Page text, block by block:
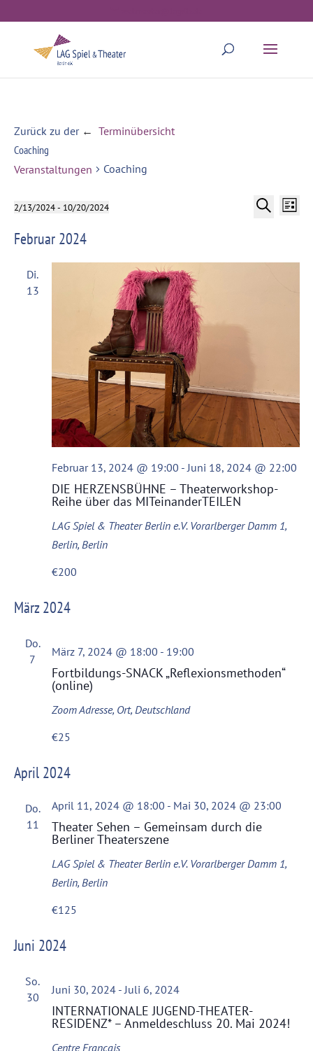
Zurück zu der ←
Terminübersicht
Coaching
Veranstaltungen
Coaching
Veranstaltungen Liste
2/13/2024 - 10/20/2024
wählen.
Februar 2024
Di.
13
DIE HERZENSBÜHNE – Theaterworkshop-
Reihe über das MITeinanderTEILEN
Februar 13, 2024 @ 19:00 - Juni 18, 2024 @ 22:00
LAG Spiel & Theater Berlin e.V. Vorarlberger Damm 1,
Berlin, Berlin
€200
März 2024
Do.
7
Fortbildungs-SNACK „Reflexionsmethoden“
(online)
März 7, 2024 @ 18:00 - 19:00
ZoomAdresse, Ort, Deutschland
€25
April 2024
Do.
11
Theater Sehen – Gemeinsam durch die
Berliner Theaterszene
April 11, 2024 @ 18:00 - Mai 30, 2024 @ 23:00
LAG Spiel & Theater Berlin e.V. Vorarlberger Damm 1,
Berlin, Berlin
€125
Juni 2024
So.
30
INTERNATIONALE JUGEND-THEATER-
RESIDENZ* – Anmeldeschluss 20. Mai 2024!
Juni 30, 2024- Juli 6, 2024
Centre Francais